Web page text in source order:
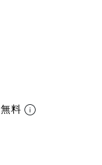
無料